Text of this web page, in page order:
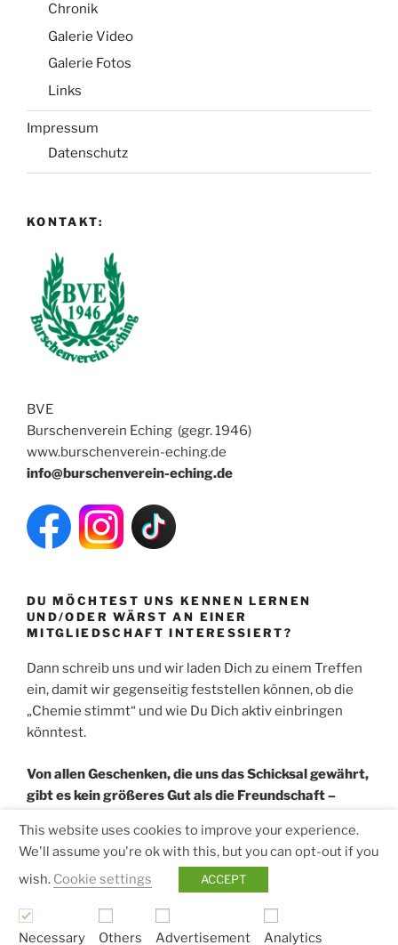
Chronik
Galerie Video
Galerie Fotos
Links
Impressum
Datenschutz
KONTAKT:
BVE
Burschenverein Eching (gegr. 1946)
www.burschenverein-eching.de
info@burschenverein-eching.de
DU MÖCHTEST UNS KENNEN LERNEN
UND/ODER WÄRST AN EINER
MITGLIEDSCHAFT INTERESSIERT?
Dann schreib uns und wir laden Dich zu einem Treffen
ein, damit wir gegenseitig feststellen können, ob die
„Chemie stimmt“ und wie Du Dich aktiv einbringen
könntest.
Von allen Geschenken, die uns das Schicksal gewährt,
gibt es kein größeres Gut als die Freundschaft –
(Epikur von Samos)
This website uses cookies to improve your experience.
We'll assume you're ok with this, but you can opt-out if you
wish. Cookie settings ACCEPT
Necessary Others Advertisement Analytics